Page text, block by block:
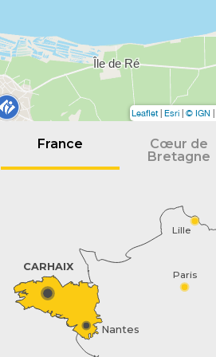
Leaflet| Esri © IGN
France
Cœur de
Bretagne
Paris
Lille
Nantes
CARHAIX